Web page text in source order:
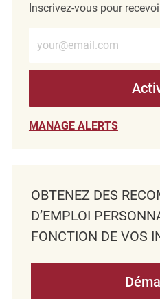
Inscrivez-vous pour
MANAGE ALERTS
OBTENEZ DES
D’EMPLOI
FONCTION DE VOS